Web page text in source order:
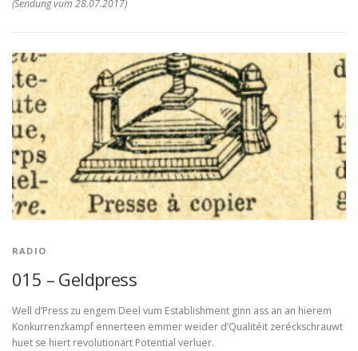
(Sendung vum 28.07.2017)
RADIO
015 – Geldpress
Well d’Press zu engem Deel vum Establishment ginn ass an an hierem
Konkurrenzkampf ënnerteen ëmmer weider d’Qualitéit zeréckschrauwt
huet se hiert revolutionärt Potential verluer.